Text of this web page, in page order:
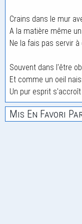
Crains dans le mur
A la matière même
Ne la fais pas servir
Souvent dans l'être
Et comme un oeil
Un pur esprit
Mis En Favori